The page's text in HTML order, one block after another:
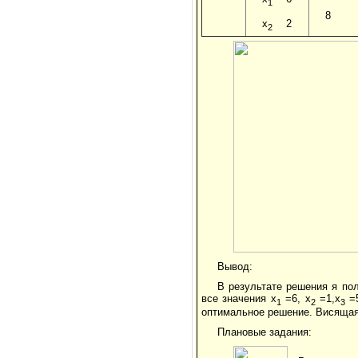
x2 2
8
Вывод:
В результате решения я
все значения x1 =6, x2=1,x3
оптимальное решение.
Плановые задания: